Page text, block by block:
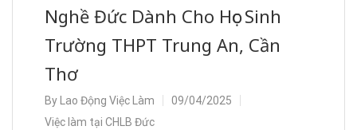
Nghề Đức Dành Cho Học Sinh
Trường THPT Trung An, Cần
Thơ
By Lao Động Việc Làm
09/04/2025
Việc làm tại CHLB Đức